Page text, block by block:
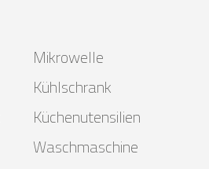
Mikrowelle
Kühlschrank
Küchenutensilien
Waschmaschine